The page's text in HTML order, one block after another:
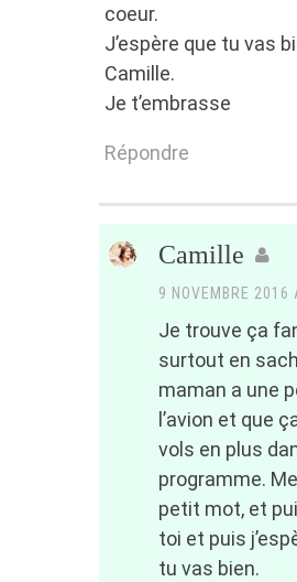
coeur.
J’espère que tu vas
Camille.
Je t’embrasse
Répondre
Camille
9 NOVEMBRE 2016
Je trouve ça
surtout en
maman a une
l’avion et que
vols en plus
programme.
petit mot, et
toi et puis
tu vas bien.